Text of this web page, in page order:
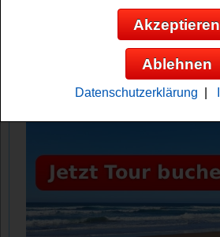
Anzeige:
Akzeptieren
Ablehnen
Datenschutzerklärung